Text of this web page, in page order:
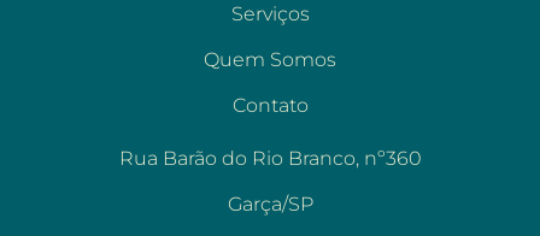
Serviços
Quem Somos
Contato
Rua Barão do Rio Branco, nº360
Garça/SP